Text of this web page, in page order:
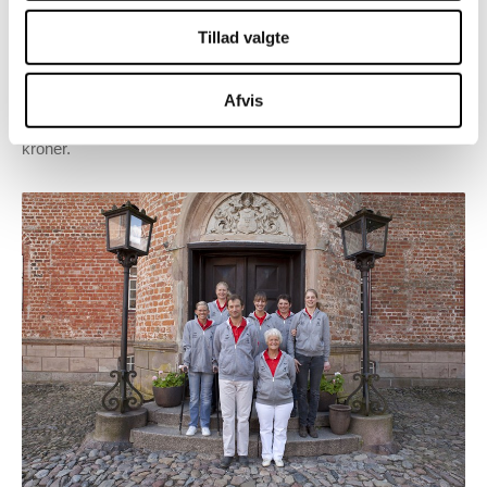
Tillad valgte
Afvis
OL i Helsinki i 1952 vandt hun og hesten Jubilee en
sølvmedalje. Dermed skrev hun sig ind i historiebøgerne som
den første kvindelige olympiske medaljetager nogensinde, og
det ovenikøbet med et svært handicap.
Udover vandrepræmien følger også et støttebeløb på 25.000
kroner.